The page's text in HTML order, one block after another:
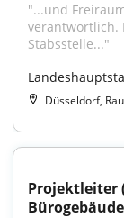
"...und
verantwortlich.
Stabsstelle..."
Düsseldorf,
Projektleiter
Bürogebäude